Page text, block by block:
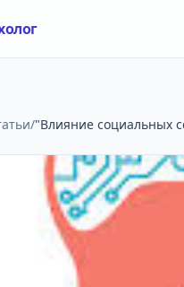
/"Влияние социальных